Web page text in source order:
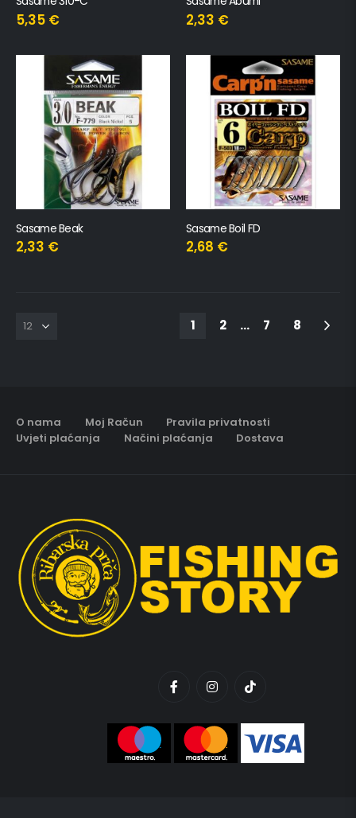
5,35 € 2,33 €
Sasame Beak
2,33 €
Sasame Boil FD
2,68 €
1 2 … 7 8
O nama Moj Račun
Pravila privatnosti
Uvjeti plaćanja
Načini plaćanja Dostava